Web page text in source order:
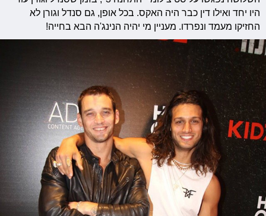
היו יחד ואילו דין כבר היה האקס. בכל אופן, גם סנדל וגורן לא
החזיקו מעמד ונפרדו. מעניין מי יהיה הנינג'ה הבא בחייה!